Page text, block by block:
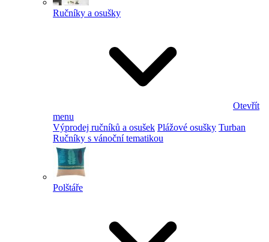
Ručníky a osušky
Otevřít
menu
Výprodej ručníků a osušek Plážové osušky Turban
Ručníky s vánoční tematikou
Polštáře